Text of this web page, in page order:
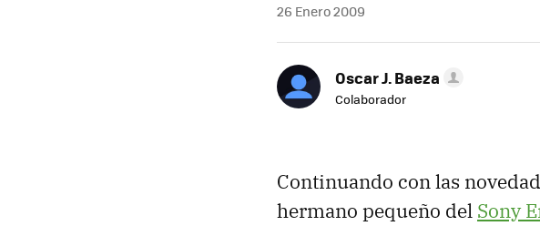
26 Enero 2009
Oscar J. Baeza
Colaborador
Continuando con las
hermano pequeño del Sony